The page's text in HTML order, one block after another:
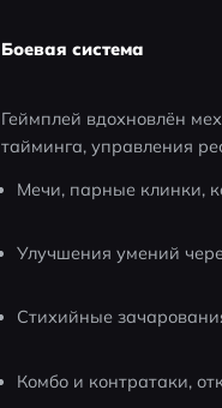
Боевая система
Геймплей вдохновлён
тайминга, управления
Мечи, парные клинки,
Улучшения умений
Стихийные
Комбо и контратаки,